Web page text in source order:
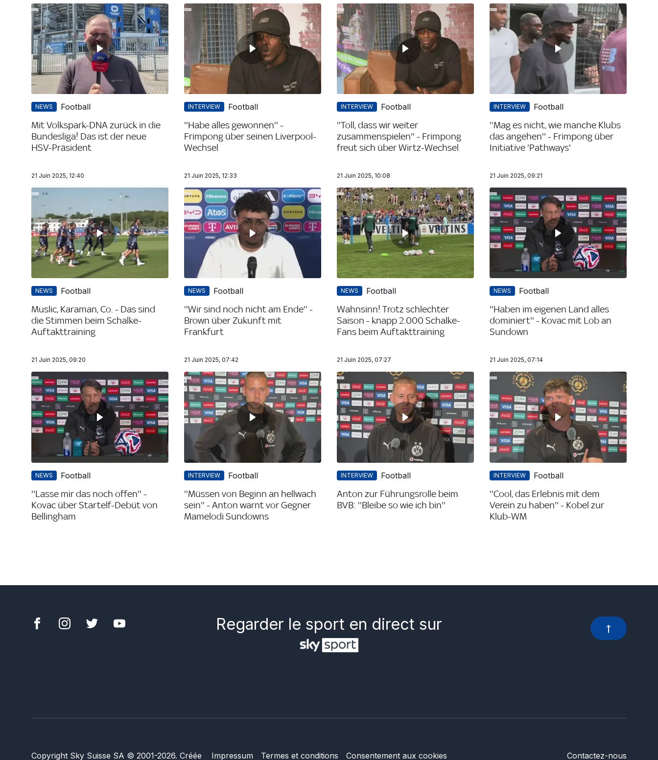
NEWS Football
Mit Volkspark-DNA zurück in die
Bundesliga! Das ist der neue
HSV-Präsident
INTERVIEW Football
''Habe alles gewonnen'' -
Frimpong über seinen Liverpool-
Wechsel
INTERVIEW Football
''Toll, dass wir weiter
zusammenspielen'' - Frimpong
freut sich über Wirtz-Wechsel
INTERVIEW Football
''Mag es nicht, wie manche Klubs
das angehen'' - Frimpong über
Initiative 'Pathways'
21 Juin 2025, 12:40
NEWS Football
Muslic, Karaman, Co. - Das sind
die Stimmen beim Schalke-
Auftakttraining
21 Juin 2025, 12:33
NEWS Football
''Wir sind noch nicht am Ende'' -
Brown über Zukunft mit
Frankfurt
21 Juin 2025, 10:08
NEWS Football
Wahnsinn! Trotz schlechter
Saison - knapp 2.000 Schalke-
Fans beim Auftakttraining
21 Juin 2025, 09:21
NEWS Football
''Haben im eigenen Land alles
dominiert'' - Kovac mit Lob an
Sundown
21 Juin 2025, 09:20
NEWS Football
''Lasse mir das noch offen'' -
Kovac über Startelf-Debüt von
Bellingham
21 Juin 2025, 07:42
INTERVIEW Football
''Müssen von Beginn an hellwach
sein'' - Anton warnt vor Gegner
Mamelodi Sundowns
21 Juin 2025, 07:27
INTERVIEW Football
Anton zur Führungsrolle beim
BVB: ''Bleibe so wie ich bin''
21 Juin 2025, 07:14
INTERVIEW Football
''Cool, das Erlebnis mit dem
Verein zu haben'' - Kobel zur
Klub-WM
Regarder le sport en direct sur
Copyright Sky Suisse SA © 2001-2026. Créée Impressum Termes et conditions Consentement aux cookies Contactez-nous